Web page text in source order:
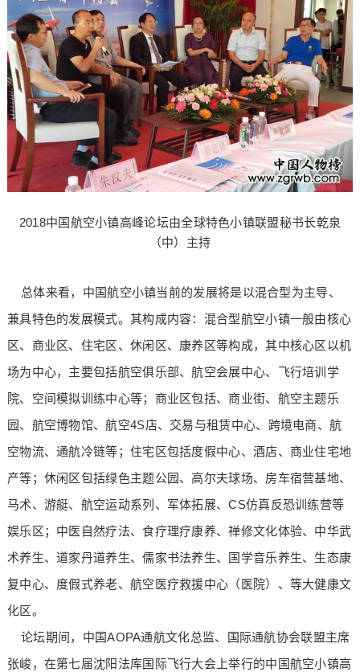
2018中国航空小镇高峰论坛由全球特色小镇联盟秘书长乾泉
（中）主持
总体来看，中国航空小镇当前的发展将是以混合型为主导、
兼具特色的发展模式。其构成内容：混合型航空小镇一般由核心
区、商业区、住宅区、休闲区、康养区等构成，其中核心区以机
场为中心，主要包括航空俱乐部、航空会展中心、飞行培训学
院、空间模拟训练中心等；商业区包括、商业街、航空主题乐
园、航空博物馆、航空4S店、交易与租赁中心、跨境电商、航
空物流、通航冷链等；住宅区包括度假中心、酒店、商业住宅地
产等；休闲区包括绿色主题公园、高尔夫球场、房车宿营基地、
马术、游艇、航空运动系列、军体拓展、CS仿真反恐训练营等
娱乐区；中医自然疗法、食疗理疗康养、禅修文化体验、中华武
术养生、道家丹道养生、儒家书法养生、国学音乐养生、生态康
复中心、度假式养老、航空医疗救援中心（医院）、等大健康文
化区。
论坛期间，中国AOPA通航文化总监、国际通航协会联盟主席
张峻，在第七届沈阳法库国际飞行大会上举行的中国航空小镇高